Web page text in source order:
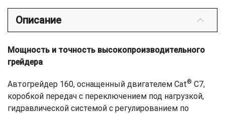
Описание
Мощность и точность высокопроизводительного
грейдера
Автогрейдер 160, оснащенный двигателем Cat® C7,
коробкой передач с переключением под нагрузкой,
гидравлической системой с регулированием по